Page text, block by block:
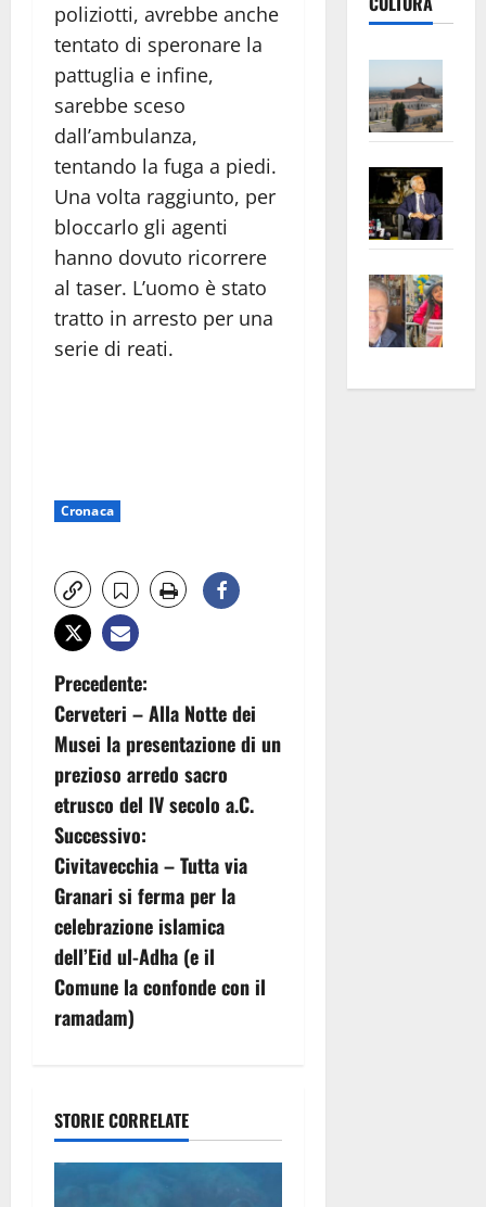
poliziotti, avrebbe anche
tentato di speronare la
pattuglia e infine,
sarebbe sceso
dall’ambulanza,
tentando la fuga a piedi.
Una volta raggiunto, per
bloccarlo gli agenti
hanno dovuto ricorrere
al taser. L’uomo è stato
tratto in arresto per una
serie di reati.
Cronaca
N
a
v
i
g
a
z
i
n
e
Precedente:
Cerveteri – Alla Notte dei
Musei la presentazione di un
prezioso arredo sacro
etrusco del IV secolo a.C.
Successivo:
Civitavecchia – Tutta via
Granari si ferma per la
celebrazione islamica
dell’Eid ul-Adha (e il
Comune la confonde con il
ramadam)
STORIE CORRELATE
euro
apre